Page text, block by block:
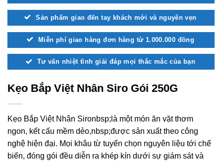
Sản phẩm giao đến tay khách mới và nguyên vẹn
Miễn phí giao hàng đơn hàng từ 1.000.000 đồng
Tư vấn nhiệt tình giải đáp mọi thắc mắc của bạn
Kẹo Bắp Việt Nhân Siro Gói 250G
Kẹo Bắp Việt Nhân Sironbsp;là một món ăn vặt thơm
ngon, kết cấu mềm dẻo,nbsp;được sản xuất theo công
nghệ hiện đại. Mọi khâu từ tuyển chọn nguyên liệu tới chế
biến, đóng gói đều diễn ra khép kín dưới sự giám sát và